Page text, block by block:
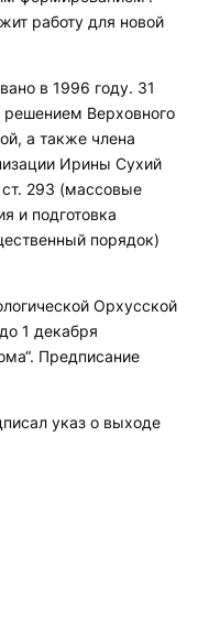
работу для новой
в 1996 году. 31
решением Верховного
а также члена
Ирины Сухий
293 (массовые
и подготовка
порядок)
Орхусской
1 декабря
Предписание
указ о выходе